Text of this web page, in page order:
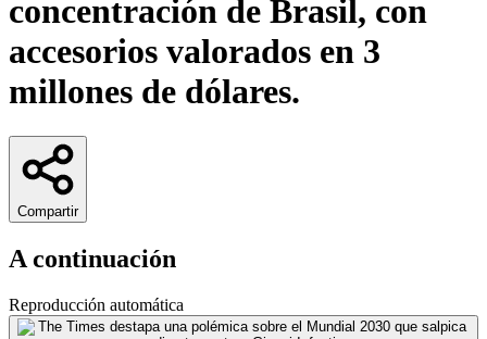
concentración de Brasil, con
accesorios valorados en 3
millones de dólares.
Compartir
A continuación
Reproducción automática